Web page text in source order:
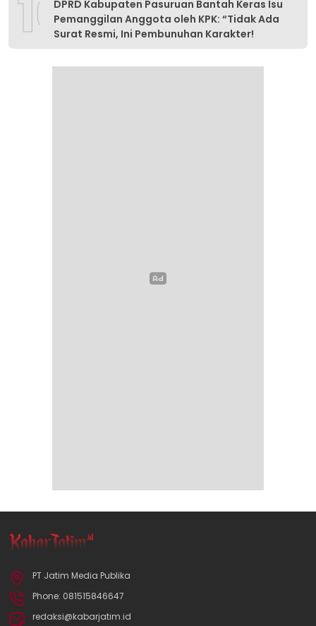
10DPRD Kabupaten Pasuruan Bantah Keras Isu
Pemanggilan Anggota oleh KPK: “Tidak Ada
Surat Resmi, Ini Pembunuhan Karakter!
PT Jatim Media Publika
Phone: 081515846647
redaksi@kabarjatim.id